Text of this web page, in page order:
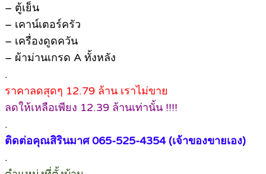
– ตู้เย็น
– เคาน์เตอร์ครัว
– เครื่องดูดควัน
– ผ้าม่านเกรด A ทั้งหลัง
.
ราคาลดสุดๆ 12.79 ล้าน เราไม่ขาย
ลดให้เหลือเพียง 12.39 ล้านเท่านั้น !!!!
.
ติดต่อคุณสิรินมาศ 065-525-4354 (เจ้าของขายเอง)
.